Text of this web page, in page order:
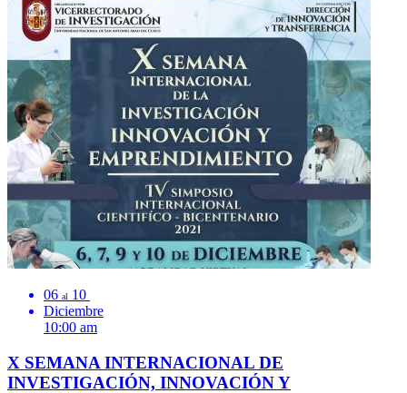
06 al 10
Diciembre
10:00 am
X SEMANA INTERNACIONAL DE
INVESTIGACIÓN, INNOVACIÓN Y